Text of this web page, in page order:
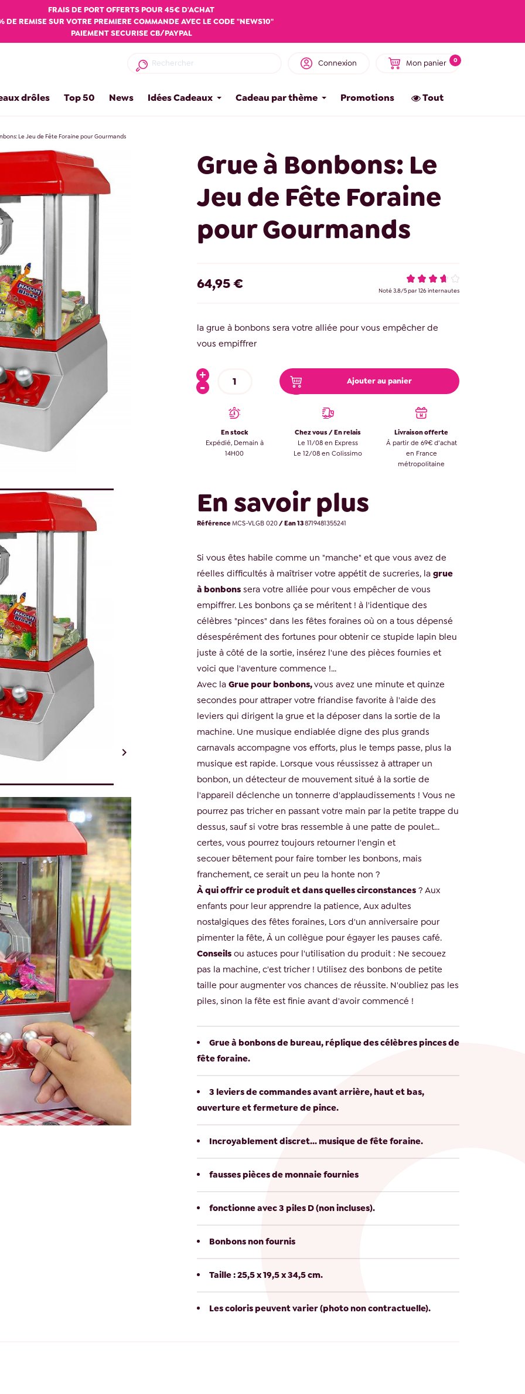
FRAIS DE PORT OFFERTS POUR 45€ D'ACHAT
DE REMISE SUR VOTRE PREMIERE COMMANDE AVEC LE CODE "NEWS10"
PAIEMENT SECURISE CB/PAYPAL
Connexion Mon panier 0
Tout
Promotions
Cadeau par thème
Idées Cadeaux
News
Top 50
drôles
Le Jeu de Fête Foraine pour Gourmands

Grue à Bonbons: Le
Jeu de Fête Foraine
pour Gourmands
64,95 € Noté3.8/5par126internautes
la grue à bonbons sera votre alliée pour vous empêcher de
vous empiffrer
Ajouter au panier
En stock
Expédié, Demain à
14H00
Chez vous / En relais
Le 11/08 en Express
Le 12/08 en Colissimo
Livraison offerte
À partir de 69€ d’achat
en France
métropolitaine
En savoir plus
RéférenceMCS-VLGB 020/ Ean 138719481355241
Si vous êtes habile comme un "manche" et que vous avez de
réelles difficultés à maîtriser votre appétit de sucreries, la grue
à bonbonssera votre alliée pour vous empêcher de vous
empiffrer. Les bonbons ça se méritent ! à l'identique des
célèbres "pinces" dans les fêtes foraines où on a tous dépensé
désespérément des fortunes pour obtenir ce stupide lapin bleu
juste à côté de la sortie, insérez l'une des pièces fournies et
voici que l'aventure commence !...
Avec la Grue pour bonbons,vous avez une minute et quinze
secondes pour attraper votre friandise favorite à l'aide des
leviers qui dirigent la grue et la déposer dans la sortie de la
machine. Une musique endiablée digne des plus grands
carnavals accompagne vos efforts, plus le temps passe, plus la
musique est rapide. Lorsque vous réussissez à attraper un
bonbon, un détecteur de mouvement situé à la sortie de
l'appareil déclenche un tonnerre d'applaudissements ! Vous ne
pourrez pas tricher en passant votre main par la petite trappe du
dessus, sauf si votre bras ressemble à une patte de poulet...
certes, vous pourrez toujours retourner l'engin et
secouer bêtement pour faire tomber les bonbons, mais
franchement, ce serait un peu la honte non ?
À qui offrir ce produit et dans quelles circonstances? Aux
enfants pour leur apprendre la patience, Aux adultes
nostalgiques des fêtes foraines, Lors d'un anniversaire pour
pimenter la fête, À un collègue pour égayer les pauses café.
Conseilsou astuces pour l'utilisation du produit : Ne secouez
pas la machine, c'est tricher ! Utilisez des bonbons de petite
taille pour augmenter vos chances de réussite. N'oubliez pas les
piles, sinon la fête est finie avant d'avoir commencé !
Grue à bonbons de bureau, réplique des célèbres pinces de
fête foraine.
3 leviers de commandes avant arrière, haut et bas,
ouverture et fermeture de pince.
Incroyablement discret... musique de fête foraine.
fausses pièces de monnaie fournies
fonctionne avec 3 piles D (non incluses).
Bonbons non fournis
Taille : 25,5 x 19,5 x 34,5 cm.
Les coloris peuvent varier (photo non contractuelle).